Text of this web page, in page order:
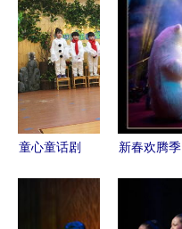
童心童话剧
新春欢腾季